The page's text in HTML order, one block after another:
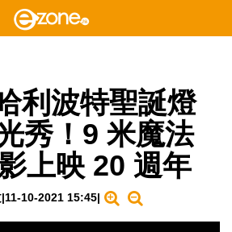
利波特聖誕燈
秀！9 米魔法
上映 20 週年
|11-10-2021 15:45|